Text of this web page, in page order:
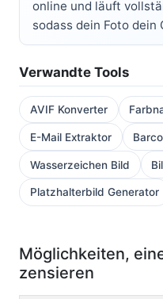
online und läuft
sodass dein Foto dein
Verwandte Tools
AVIF Konverter
E-Mail Extraktor
Wasserzeichen Bild
Platzhalterbild Generator
Möglichkeiten,
zensieren